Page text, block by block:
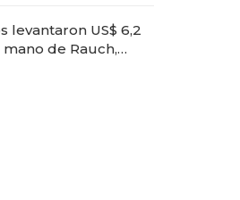
transformadoras
levantaron US$ 6,2
de Rauch,